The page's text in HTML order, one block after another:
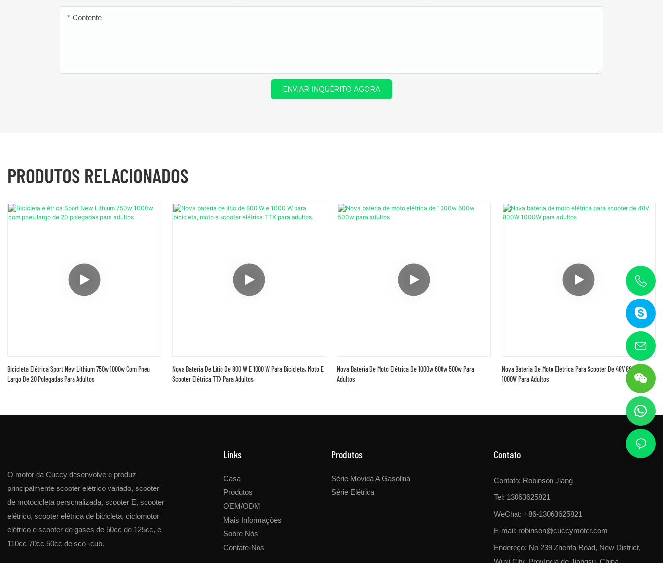
Contente
ENVIAR INQUÉRITO AGORA
PRODUTOS RELACIONADOS
Bicicleta Elétrica Sport New Lithium 750w 1000w Com Pneu
Largo De 20 Polegadas Para Adultos
Nova Bateria De Lítio De 800 W E 1000 W Para Bicicleta, Moto E
Scooter Elétrica TTX Para Adultos.
Nova Bateria De Moto Elétrica De 1000w 600w 500w Para
Adultos
Nova Bateria De Moto Elétrica Para Scooter De 48V 800W
1000W Para Adultos
O motor da Cuccy desenvolve e produz
principalmente scooter elétrico variado, scooter
de motocicleta personalizada, scooter E, scooter
elétrico, scooter elétrica de bicicleta, ciclomotor
elétrico e scooter de gases de 50cc de 125cc, e
110cc 70cc 50cc de sco -cub.
Links
Casa
Produtos
OEM/ODM
Mais Informações
Sobre Nós
Contate-Nos
Produtos
Série Movida A Gasolina
Série Elétrica
Contato
Contato: Robinson Jiang
Tel: 13063625821
WeChat: +86-13063625821
E-mail: robinson@cuccymotor.com
Endereço: No 239 Zhenfa Road, New District,
Wuxi City, Província de Jiangsu, China